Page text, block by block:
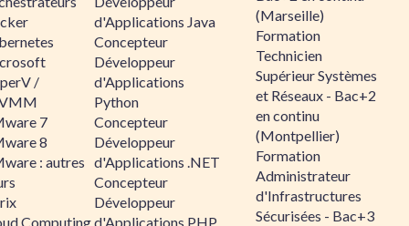
/
7
8
: autres
Computing
d'Applications Java
Concepteur
Développeur
d'Applications
Python
Concepteur
Développeur
d'Applications .NET
Concepteur
Développeur
d'Applications PHP
(Marseille)
Formation
Technicien
Supérieur Systèmes
et Réseaux - Bac+2
en continu
(Montpellier)
Formation
Administrateur
d'Infrastructures
Sécurisées - Bac+3